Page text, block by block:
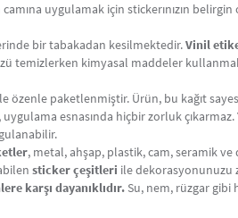
camına uygulamak için stickerınızın
bir tabakadan kesilmektedir.Vinil
temizlerken kimyasal maddeler
özenle paketlenmiştir. Ürün, bu kağıt
esnasında hiçbir zorluk çıkarmaz.
, metal, ahşap, plastik, cam, seramik
sticker çeşitleri ile dekorasyonunuzu
karşı dayanıklıdır. Su, nem, rüzgar gibi